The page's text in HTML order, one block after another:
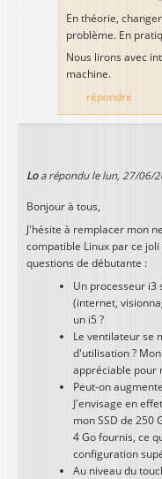
En théorie,
problème. En
Nous lirons avec
machine.
répondre
Loa répondu le lun, 27/06/
Bonjour à tous,
J'hésite à remplacer mon
compatible Linux par ce
questions de débutante :
Un processeur i3
(internet,
un i5 ?
Le ventilateur se
d'utilisation ?
appréciable pour
Peut-on
J'envisage en
mon SSD de 250
4 Go fournis, ce
configuration
Au niveau du